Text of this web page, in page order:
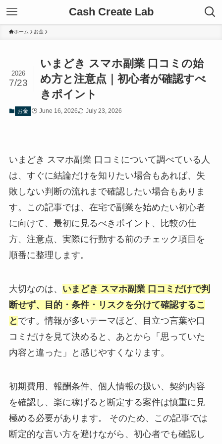
Cash Create Lab
ホーム お金
いまどき スマホ副業 口コミの始
め方と注意点｜初心者が確認すべ
きポイント
2026
7/23
お金 June 16, 2026 July 23, 2026
いまどき スマホ副業 口コミについて調べている人
は、すぐに結論だけを知りたい場合もあれば、失
敗しない判断の流れまで確認したい場合もありま
す。この記事では、在宅で副業を始めたい初心者
に向けて、最初に見るべきポイント、比較の仕
方、注意点、実際に行動する前のチェック項目を
順番に整理します。
大切なのは、 いまどき スマホ副業 口コミだけで判
断せず、目的・条件・リスクを分けて確認するこ
と です。情報が多いテーマほど、目立つ言葉や口
コミだけを見て決めると、あとから「思っていた
内容と違った」と感じやすくなります。
初期費用、報酬条件、個人情報の扱い、契約内容
を確認し、楽に稼げると断定する案件は慎重に見
極める必要があります。 そのため、この記事では
断定的な言い方を避けながら、初心者でも確認し